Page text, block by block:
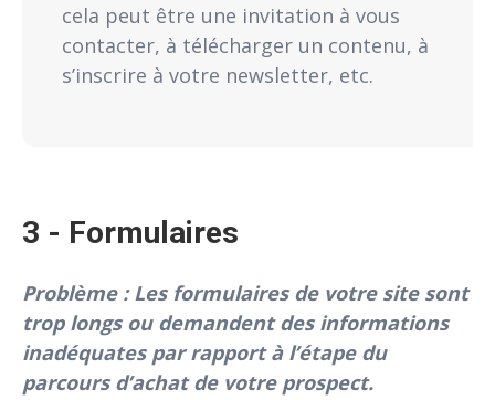
cela peut être une invitation à vous
contacter, à télécharger un contenu, à
s’inscrire à votre newsletter, etc.
3 - Formulaires
Problème : Les formulaires de votre site sont
trop longs ou demandent des informations
inadéquates par rapport à l’étape du
parcours d’achat de votre prospect.